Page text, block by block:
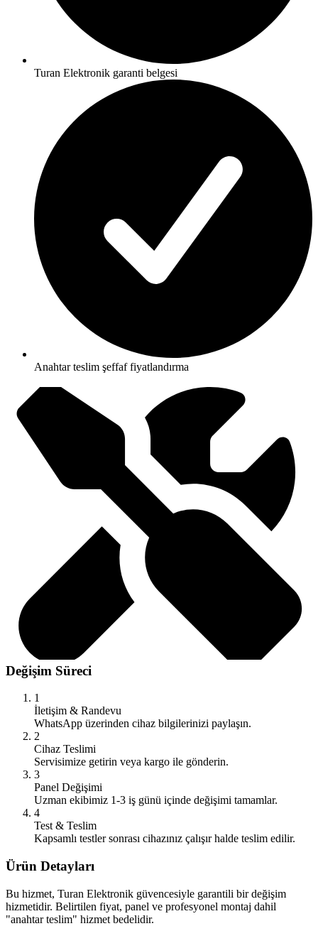
Turan Elektronik garanti belgesi
Anahtar teslim şeffaf fiyatlandırma
Değişim Süreci
1
İletişim & Randevu
WhatsApp üzerinden cihaz bilgilerinizi paylaşın.
2
Cihaz Teslimi
Servisimize getirin veya kargo ile gönderin.
3
Panel Değişimi
Uzman ekibimiz 1-3 iş günü içinde değişimi tamamlar.
4
Test & Teslim
Kapsamlı testler sonrası cihazınız çalışır halde teslim edilir.
Ürün Detayları
Bu hizmet, Turan Elektronik güvencesiyle garantili bir değişim
hizmetidir. Belirtilen fiyat, panel ve profesyonel montaj dahil
"anahtar teslim" hizmet bedelidir.